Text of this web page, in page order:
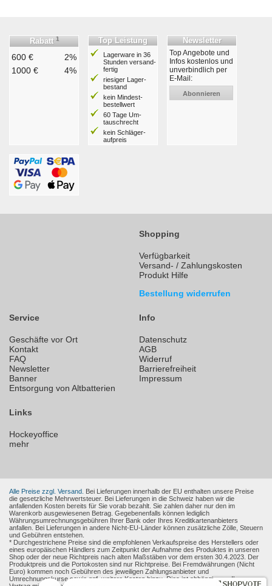
Rabatt 1
600 €
2%
1000 €
4%
Top Leistung
Lagerware in 36
Stunden ver­sand­
fertig
riesiger Lager­
bestand
kein Mindest­
bestell­wert
60 Tage Um­
tausch­recht
kein Schläger­
aufpreis
Newsletter
Top Angebote und
Infos kostenlos und
unverbindlich per
E-Mail:
Abonnieren
Shopping
Verfügbarkeit
Versand- / Zahlungskosten
Produkt Hilfe
Bestellung widerrufen
Service
Geschäfte vor Ort
Kontakt
FAQ
Newsletter
Banner
Entsorgung von Altbatterien
Info
Datenschutz
AGB
Widerruf
Barrierefreiheit
Impressum
Links
Hockeyoffice
mehr
Alle Preise zzgl. Versand. Bei Lieferungen innerhalb der EU enthalten unsere Preise
die gesetzliche Mehrwertsteuer. Bei Lieferungen in die Schweiz haben wir die
anfallenden Kosten bereits für Sie vorab bezahlt. Sie zahlen daher nur den im
Warenkorb ausgewiesenen Betrag. Gegebenenfalls können lediglich
Währungsumrechnungsgebühren Ihrer Bank oder Ihres Kreditkartenanbieters
anfallen. Bei Lieferungen in andere Nicht-EU-Länder können zusätzliche Zölle, Steuern
und Gebühren entstehen.
* Durchgestrichene Preise sind die empfohlenen Verkaufspreise des Herstellers oder
eines europäischen Händlers zum Zeitpunkt der Aufnahme des Produktes in unseren
Shop oder der neue Richtpreis nach alten Maßstäben vor dem ersten 30.4.2023. Der
Produktpreis und die Portokosten sind nur Richtpreise. Bei Fremdwährungen (Nicht
Euro) kommen noch Gebühren des jeweiligen Zahlungsanbieter und
Umrechnungskurse sowie ggf. weitere Kosten hinzu. Dies ist abhängig von Ihren